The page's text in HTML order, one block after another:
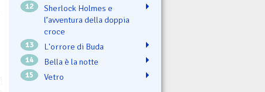
12
Sherlock Holmes e
l’avventura della doppia
croce
13 L'orrore di Buda
14 Bella è la notte
15 Vetro